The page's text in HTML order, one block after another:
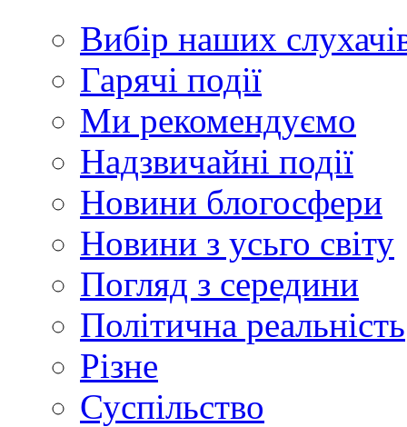
Вибір наших
Гарячі події
Ми рекомендуємо
Надзвичайні події
Новини блогосфери
Новини з усьго світу
Погляд з середини
Політична реальність
Різне
Суспільство